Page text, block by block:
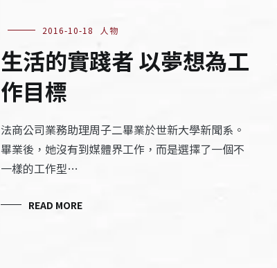
2016-10-18 人物
生活的實踐者 以夢想為工
作目標
法商公司業務助理周子二畢業於世新大學新聞系。
畢業後，她沒有到媒體界工作，而是選擇了一個不
一樣的工作型…
READ MORE